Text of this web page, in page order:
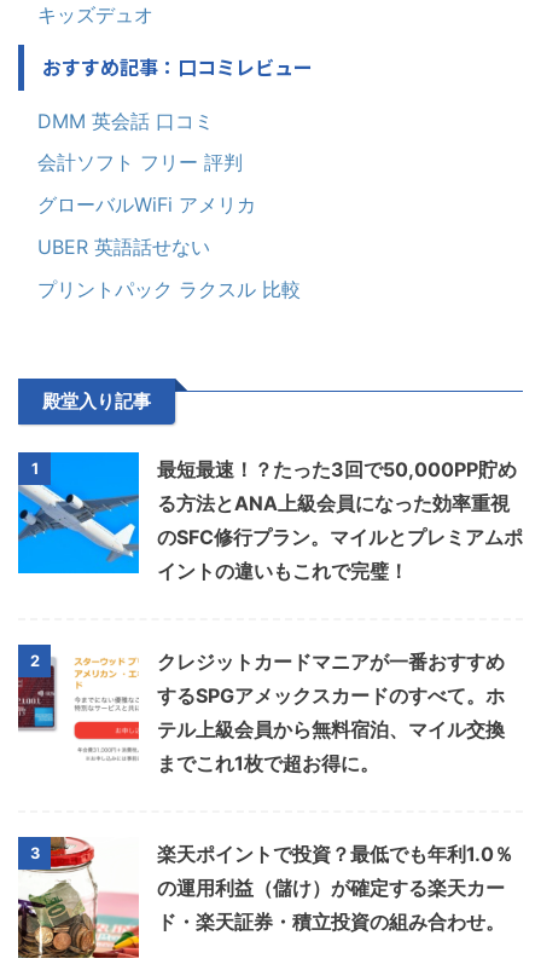
キッズデュオ
おすすめ記事：口コミレビュー
DMM 英会話 口コミ
会計ソフト フリー 評判
グローバルWiFi アメリカ
UBER 英語話せない
プリントパック ラクスル 比較
殿堂入り記事
1
最短最速！？たった3回で50,000PP貯め
る方法とANA上級会員になった効率重視
のSFC修行プラン。マイルとプレミアムポ
イントの違いもこれで完璧！
2
クレジットカードマニアが一番おすすめ
するSPGアメックスカードのすべて。ホ
テル上級会員から無料宿泊、マイル交換
までこれ1枚で超お得に。
3
楽天ポイントで投資？最低でも年利1.0％
の運用利益（儲け）が確定する楽天カー
ド・楽天証券・積立投資の組み合わせ。